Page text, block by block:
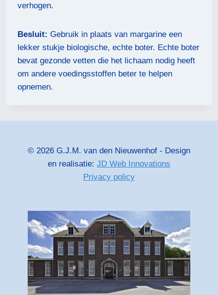
verhogen.
Besluit: Gebruik in plaats van margarine een
lekker stukje biologische, echte boter. Echte boter
bevat gezonde vetten die het lichaam nodig heeft
om andere voedingsstoffen beter te helpen
opnemen.
© 2026 G.J.M. van den Nieuwenhof - Design
en realisatie: JD Web Innovations
Privacy policy